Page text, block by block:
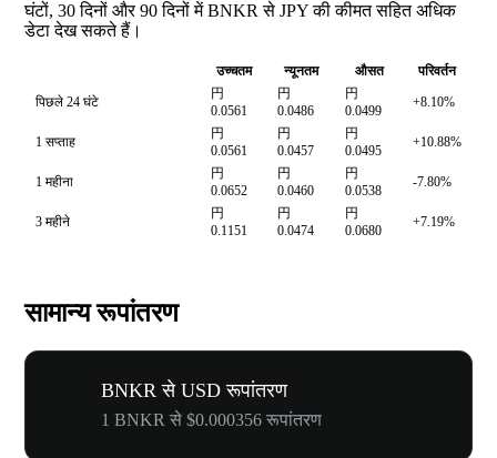
घंटों, 30 दिनों और 90 दिनों में BNKR से JPY की कीमत सहित अधिक
डेटा देख सकते हैं।
उच्चतम न्यूनतम औसत
परिवर्तन
पिछले 24 घंटे
円
0.0561
円
0.0486
円
0.0499
+8.10%
1 सप्ताह
円
0.0561
円
0.0457
円
0.0495
+10.88%
1 महीना
円
0.0652
円
0.0460
円
0.0538
-7.80%
3 महीने
円
0.1151
円
0.0474
円
0.0680
+7.19%
सामान्य रूपांतरण
BNKR से USD रूपांतरण
1 BNKR से $0.000356 रूपांतरण